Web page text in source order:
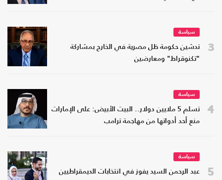
3
سياسة
تدشين حكومة ظل مصرية في الخارج بمشاركة
"تكنوقراط" ومعارضين
4
سياسة
تسلم 5 ملايين دولار.. البيت الأبيض: على الإمارات
منع أحد أدواتها من مهاجمة ترامب
5
سياسة
عبد الرحمن السيد يفوز في انتخابات الديمقراطيين